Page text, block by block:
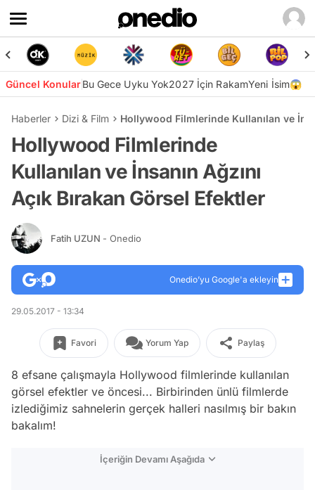
Güncel KonularBu Gece Uyku Yok2027 İçin RakamYeni İsim😱
Haberler Dizi & Film Hollywood Filmlerinde Kullanılan ve
Hollywood Filmlerinde
Kullanılan ve İnsanın Ağzını
Açık Bırakan Görsel Efektler
Fatih UZUN - Onedio
Onedio’yu Google'a ekleyin
29.05.2017 - 13:34
Favori Yorum Yap Paylaş
8 efsane çalışmayla Hollywood filmlerinde kullanılan
görsel efektler ve öncesi... Birbirinden ünlü filmlerde
izlediğimiz sahnelerin gerçek halleri nasılmış bir bakın
bakalım!
İçeriğin Devamı Aşağıda